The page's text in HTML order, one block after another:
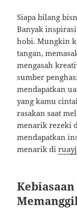
Siapa bilang
Banyak
hobi. Mungkin
tangan,
mengasah
sumber
mendapatkan
yang kamu
rasakan saat
menarik rezeki
mendapatkan
menarik di